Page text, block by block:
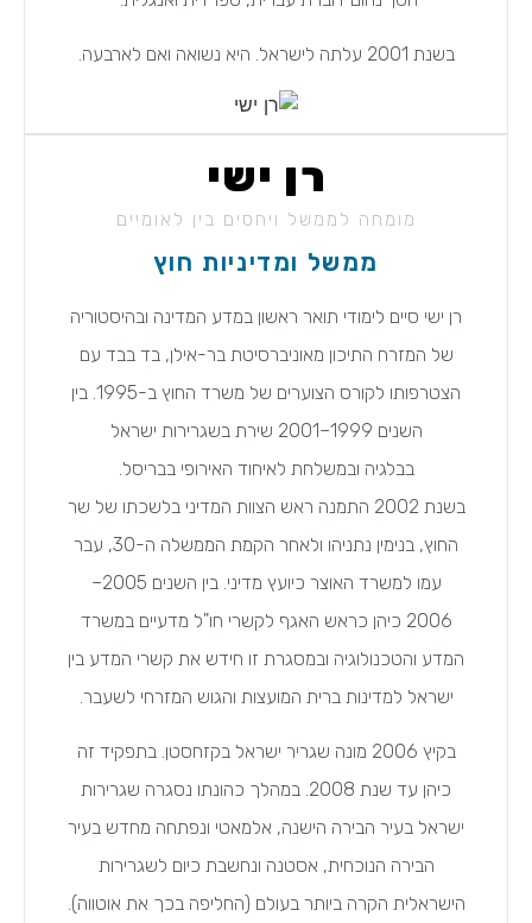
בשנת 2001 עלתה לישראל. היא נשואה ואם לארבעה.
רן ישי
מומחה לממשל ויחסים בין לאומיים
ממשל ומדיניות חוץ
רן ישי סיים לימודי תואר ראשון במדע המדינה ובהיסטוריה
של המזרח התיכון מאוניברסיטת בר-אילן, בד בבד עם
הצטרפותו לקורס הצוערים של משרד החוץ ב-1995. בין
השנים 1999–2001 שירת בשגרירות ישראל
בבלגיה ובמשלחת לאיחוד האירופי בבריסל.
בשנת 2002 התמנה ראש הצוות המדיני בלשכתו של שר
החוץ, בנימין נתניהו ולאחר הקמת הממשלה ה-30, עבר
עמו למשרד האוצר כיועץ מדיני. בין השנים 2005–
2006 כיהן כראש האגף לקשרי חו"ל מדעיים במשרד
המדע והטכנולוגיה ובמסגרת זו חידש את קשרי המדע בין
ישראל למדינות ברית המועצות והגוש המזרחי לשעבר.
בקיץ 2006 מונה שגריר ישראל בקזחסטן. בתפקיד זה
כיהן עד שנת 2008. במהלך כהונתו נסגרה שגרירות
ישראל בעיר הבירה הישנה, אלמאטי ונפתחה מחדש בעיר
הבירה הנוכחית, אסטנה ונחשבת כיום לשגרירות
הישראלית הקרה ביותר בעולם (החליפה בכך את אוטווה).